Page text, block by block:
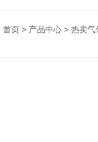
首页 > 产品中心 > 热卖气